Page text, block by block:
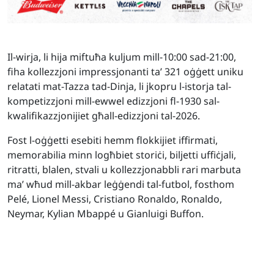
Il-wirja, li hija miftuħa kuljum mill-10:00 sad-21:00,
fiha kollezzjoni impressjonanti ta’ 321 oġġett uniku
relatati mat-Tazza tad-Dinja, li jkopru l-istorja tal-
kompetizzjoni mill-ewwel edizzjoni fl-1930 sal-
kwalifikazzjonijiet għall-edizzjoni tal-2026.
Fost l-oġġetti esebiti hemm flokkijiet iffirmati,
memorabilia minn logħbiet storiċi, biljetti uffiċjali,
ritratti, blalen, stvali u kollezzjonabbli rari marbuta
ma’ wħud mill-akbar leġġendi tal-futbol, fosthom
Pelé, Lionel Messi, Cristiano Ronaldo, Ronaldo,
Neymar, Kylian Mbappé u Gianluigi Buffon.